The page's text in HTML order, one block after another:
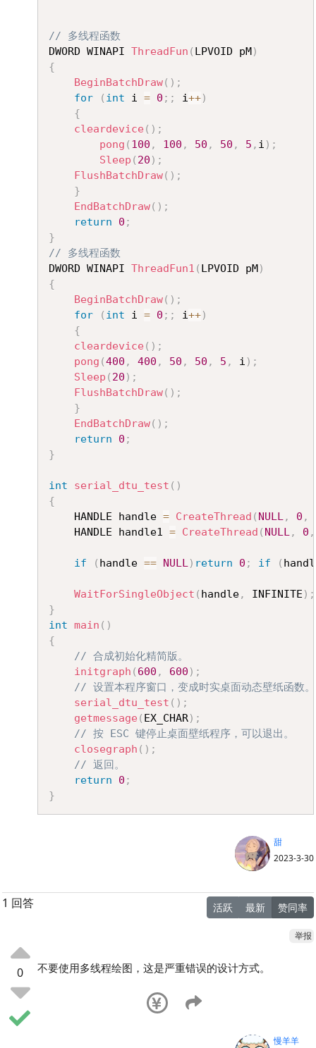
// 多线程函数
DWORD WINAPI ThreadFun ( LPVOID pM)
{
BeginBatchDraw( ) ;
for
( int i = 0 ; ; i++)
{
cleardevice( ) ;
pong ( 100 , 100 , 50 , 50 , 5 , i ) ;
Sleep ( 20 ) ;
FlushBatchDraw( ) ;
}
EndBatchDraw( ) ;
return
0 ;
}
// 多线程函数
DWORD WINAPI ThreadFun1 ( LPVOID pM)
{
BeginBatchDraw( ) ;
for
( int i = 0 ; ; i++)
{
cleardevice( ) ;
pong (400 , 400 , 50 , 50 , 5 , i ) ;
Sleep ( 20 ) ;
FlushBatchDraw( ) ;
}
EndBatchDraw( ) ;
return
0 ;
}
int serial_dtu_test ( )
{
	HANDLE handle
= CreateThread ( NULL, 0 ,
	HANDLE handle1
= CreateThread ( NULL, 0 ,
if ( handle == NULL) return 0 ; if (
WaitForSingleObject ( handle, INFINITE ) ;
}
int main ( )
{
// 合成初始化精简版。
initgraph ( 600 , 600 ) ;
// 设置本程序窗口，变成时实桌面动态壁纸函数。
serial_dtu_test ( ) ;
getmessage( EX_CHAR) ;
// 按 ESC 键停止桌面壁纸程序，可以退出。
closegraph ( ) ;
// 返回。
return
0 ;
}
甜
2023-3-30
1 回答 活跃 最新 赞同率
举报
0 不要使用多线程绘图，这是严重错误的设计方式。
慢羊羊